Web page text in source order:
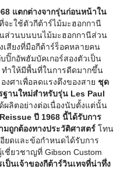
แตกต่างจากรุ่นก่อนหน้าใน
จะใช้ตัวกีต้าร์ไม้มะฮอกกานี
ส่วนบนบนไม้มะฮอกกานีส่วน
สียงที่มือกีต้าร์ร็อคหลายคน
ปิ๊กอัพฮัมบัคเกอร์สองตัวเป็น
ำให้มีพื้นที่ในการดีดมากขึ้น
ศาเพื่อลดแรงตึงของสาย ชุด
านใหม่สำหรับรุ่น Les Paul
ผลิตอย่างต่อเนื่องนับตั้งแต่นั้น
ปี 1968 นี้ได้รับการ
มถูกต้องทางประวัติศาสตร์ โทน
ยดและข้อกำหนดได้รับการ
ชี่ยวชาญที่ Gibson Custom
ป็นเจ้าของกีต้าร์วินเทจที่น่าทึ่ง